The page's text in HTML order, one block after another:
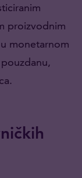
proizvodnim
monetarnom